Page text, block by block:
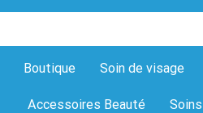
Boutique Soin de visage
Accessoires Beauté